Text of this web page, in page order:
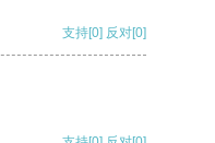
支持[0] 反对[0]